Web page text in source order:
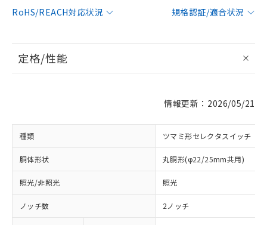
RoHS/REACH対応状況
規格認証/適合状況
定格/性能
情報更新：2026/05/21
種類 ツマミ形セレクタスイッチ
胴体形状 丸胴形(φ22/25mm共用)
照光/非照光 照光
ノッチ数 2ノッチ